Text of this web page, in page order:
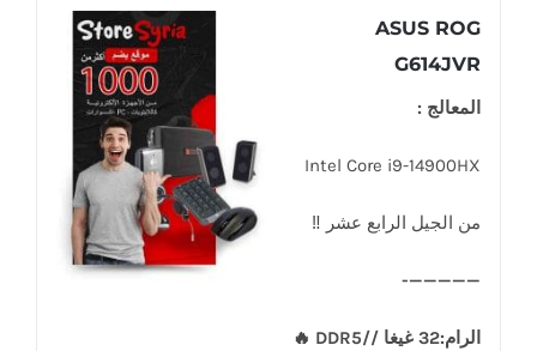
ASUS ROG
G614JVR
المعالج :
Intel Core i9-14900HX
من الجيل الرابع عشر ‼
—————-
الرام:32 غيغا //DDR5 🔥